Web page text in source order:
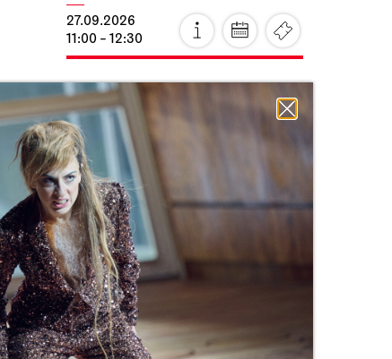
27.09.2026
11:00 - 12:30
Di, 29.09.2026
Schauspiel Stuttgart
Unteres Foyer